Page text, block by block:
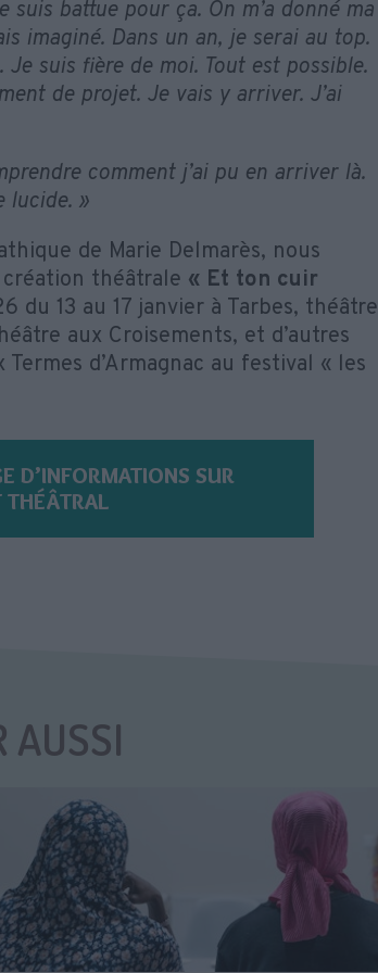
suis battue pour ça. On m’a donné ma
imaginé. Dans un an, je serai au top.
suis fière de moi. Tout est possible.
de projet. Je vais y arriver. J’ai
comment j’ai pu en arriver là.
lucide. »
de Marie Delmarès, nous
théâtrale « Et ton cuir
du 13 au 17 janvier à Tarbes, théâtre
aux Croisements, et d’autres
d’Armagnac au festival « les
D’INFORMATIONS SUR
THÉÂTRAL
AUSSI